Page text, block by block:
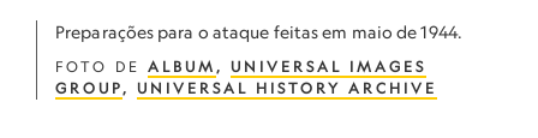
Preparações para o ataque feitas em maio de 1944.
FOTO DE ALBUM , UNIVERSAL IMAGES
GROUP, UNIVERSAL HISTORY ARCHIVE